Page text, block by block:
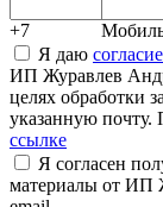
+7
Я даю
ИП Журавлев
целях обработки
указанную
ссылке
Я согласен
материалы от ИП